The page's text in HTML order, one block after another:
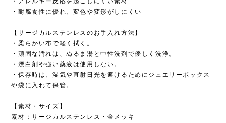
・耐腐食性に優れ、変色や変形がしにくい
【サージカルステンレスのお手入れ方法】
・柔らかい布で軽く拭く。
・頑固な汚れは、ぬるま湯と中性洗剤で優しく洗浄。
・漂白剤や強い薬液は使用しない。
・保存時は、湿気や直射日光を避けるためにジュエリーボックス
や袋に入れて保管。
【素材・サイズ】
素材：サージカルステンレス・金メッキ